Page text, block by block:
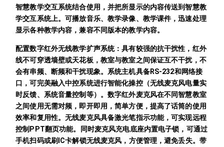
智慧教学交互系统结合使用，并把所显示的内容传送到智慧教
学交互系统上。可播放音乐、教学录像、教学课件，迅速处理
显示各种教学内容，兼容不同版本的教学内容。
配置数字红外无线教学扩声系统：具有较强的抗干扰性，红外
线不可穿透墙壁或天花板，教室与教室之间保证互不干扰，不
会有串频、断频和干扰现象。系统主机具备RS-232和网络接
口，可完美融入中控系统进行智能化操控（无线麦克风电量实
时反馈、系统音量控制等）。数字红外麦克风在不同智慧教室
之间使用无需对频，即开即用，简单方便，提高了话筒的使用
效率和复用性。无线麦克风具备激光笔指示功能，可实现远程
控制PPT翻页功能。同时麦克风充电底座内置电子锁，可通过
手机扫码或刷IC卡解锁无线麦克风，方便管理，避免丢失。带